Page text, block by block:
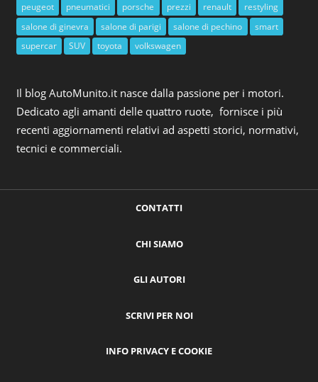
peugeot
pneumatici porsche prezzi renault
restyling
salone di ginevra
salone di parigi salone di pechino
smart
supercar
SUV toyota volkswagen
Il blog AutoMunito.it nasce dalla passione per i motori.
Dedicato agli amanti delle quattro ruote, fornisce i più
recenti aggiornamenti relativi ad aspetti storici, normativi,
tecnici e commerciali.
CONTATTI
CHI SIAMO
GLI AUTORI
SCRIVI PER NOI
INFO PRIVACY E COOKIE